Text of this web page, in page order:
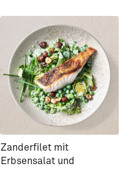
Zanderfilet mit
Erbsensalat und